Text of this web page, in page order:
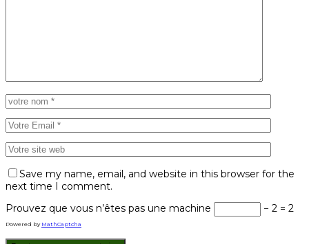
Save my name, email, and website in this browser for the
next time I comment.
Prouvez que vous n’êtes pas une machine
− 2 = 2
Powered by MathCaptcha